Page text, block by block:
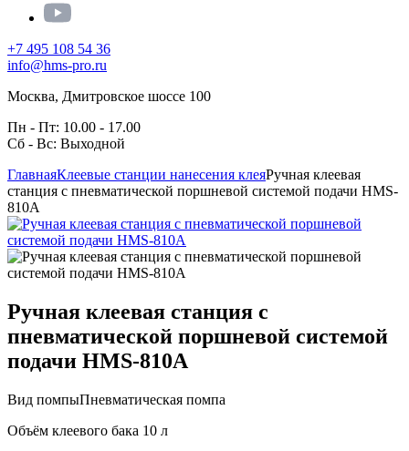
+7 495 108 54 36
info@hms-pro.ru
Москва, Дмитровское шоссе 100
Пн - Пт: 10.00 - 17.00
Сб - Вс: Выходной
ГлавнаяКлеевые станции нанесения клеяРучная клеевая
станция с пневматической поршневой системой подачи HMS-
810A
Ручная клеевая станция с
пневматической поршневой системой
подачи HMS-810A
Вид помпыПневматическая помпа
Объём клеевого бака 10 л